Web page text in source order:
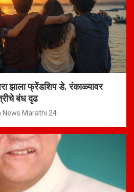
झाला फ्रेंडशिप डे. रंकाळ्यावर
बंध दृढ
News Marathi 24